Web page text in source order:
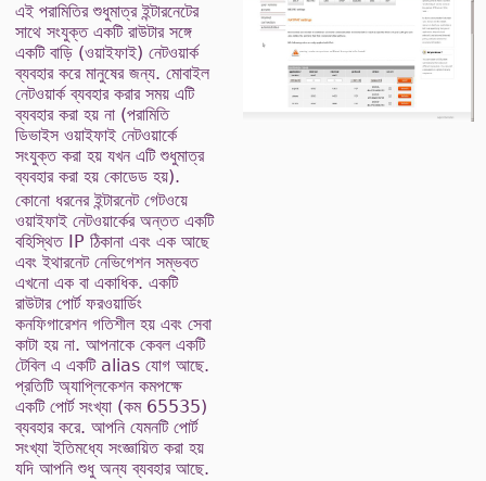
এই পরামিতির শুধুমাত্র ইন্টারনেটের
সাথে সংযুক্ত একটি রাউটার সঙ্গে
একটি বাড়ি (ওয়াইফাই) নেটওয়ার্ক
ব্যবহার করে মানুষের জন্য. মোবাইল
নেটওয়ার্ক ব্যবহার করার সময় এটি
ব্যবহার করা হয় না (পরামিতি
ডিভাইস ওয়াইফাই নেটওয়ার্কে
সংযুক্ত করা হয় যখন এটি শুধুমাত্র
ব্যবহার করা হয় কোডেড হয়).
কোনো ধরনের ইন্টারনেট গেটওয়ে
ওয়াইফাই নেটওয়ার্কের অন্তত একটি
বহিস্থিত IP ঠিকানা এবং এক আছে
এবং ইথারনেট নেভিগেশন সম্ভবত
এখনো এক বা একাধিক. একটি
রাউটার পোর্ট ফরওয়ার্ডিং
কনফিগারেশন গতিশীল হয় এবং সেবা
কাটা হয় না. আপনাকে কেবল একটি
টেবিল এ একটি alias যোগ আছে.
প্রতিটি অ্যাপ্লিকেশন কমপক্ষে
একটি পোর্ট সংখ্যা (কম 65535)
ব্যবহার করে. আপনি যেমনটি পোর্ট
সংখ্যা ইতিমধ্যে সংজ্ঞায়িত করা হয়
যদি আপনি শুধু অন্য ব্যবহার আছে.